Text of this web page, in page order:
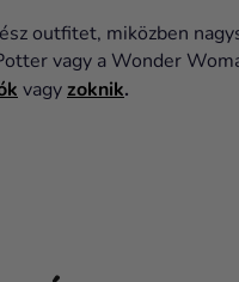
outfitet, miközben
vagy a Wonder
vagy zoknik.